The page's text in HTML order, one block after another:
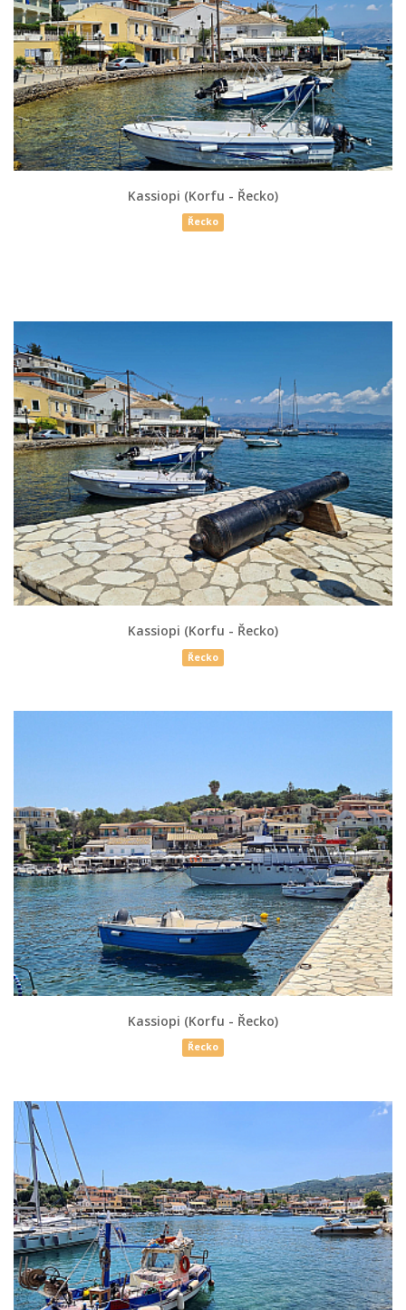
Kassiopi (Korfu - Řecko)
Řecko
Kassiopi (Korfu - Řecko)
Řecko
Kassiopi (Korfu - Řecko)
Řecko